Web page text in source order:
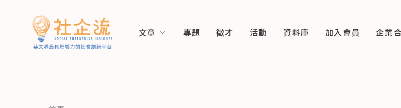
文章 專題 徵才 活動 資料庫 加入會員 企業